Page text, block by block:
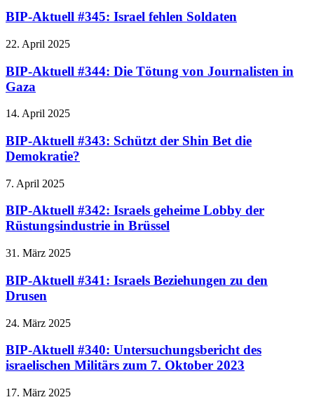
BIP-Aktuell #345: Israel fehlen Soldaten
22. April 2025
BIP-Aktuell #344: Die Tötung von Journalisten in
Gaza
14. April 2025
BIP-Aktuell #343: Schützt der Shin Bet die
Demokratie?
7. April 2025
BIP-Aktuell #342: Israels geheime Lobby der
Rüstungsindustrie in Brüssel
31. März 2025
BIP-Aktuell #341: Israels Beziehungen zu den
Drusen
24. März 2025
BIP-Aktuell #340: Untersuchungsbericht des
israelischen Militärs zum 7. Oktober 2023
17. März 2025